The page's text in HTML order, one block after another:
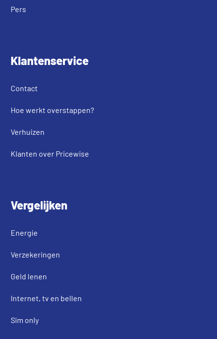
Pers
Klantenservice
Contact
Hoe werkt overstappen?
Verhuizen
Klanten over Pricewise
Vergelijken
Energie
Verzekeringen
Geld lenen
Internet, tv en bellen
Sim only